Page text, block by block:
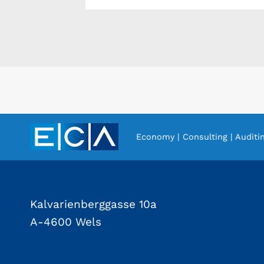
Economy | Consulting |
Kalvarienberggasse 10a
A-4600 Wels